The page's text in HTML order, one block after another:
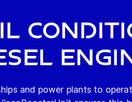
and power plants to